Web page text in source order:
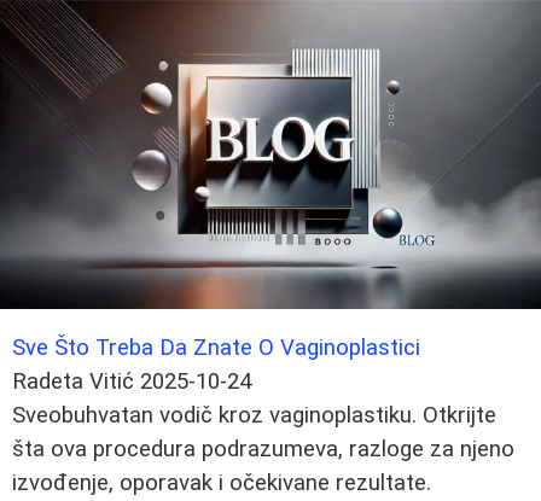
Sve Što Treba Da Znate O Vaginoplastici
Radeta Vitić 2025-10-24
Sveobuhvatan vodič kroz vaginoplastiku. Otkrijte
šta ova procedura podrazumeva, razloge za njeno
izvođenje, oporavak i očekivane rezultate.